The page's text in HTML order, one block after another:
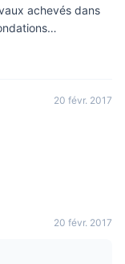
achevés dans
20 févr. 2017
20 févr. 2017